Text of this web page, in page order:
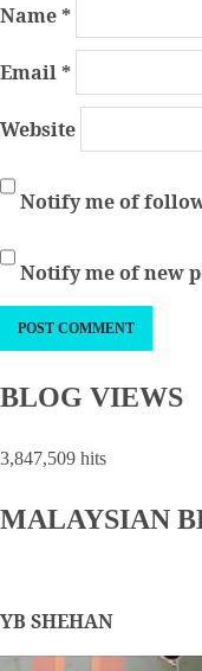
Name*
Email*
Website
Notify me of
Notify me of new
BLOG VIEWS
3,847,509 hits
MALAYSIAN
YB SHEHAN